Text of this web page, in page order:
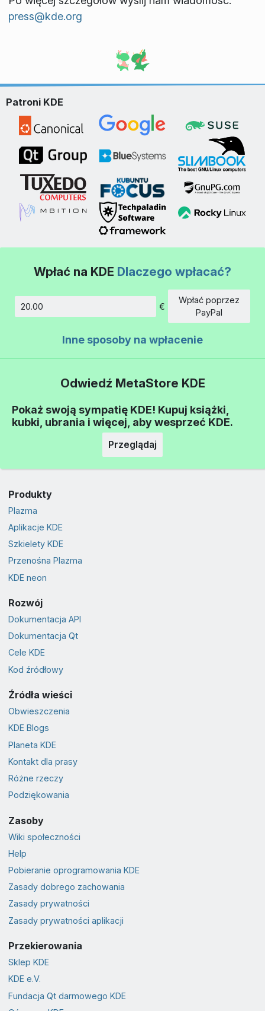
press@kde.org
Patroni KDE
Wpłać na KDE Dlaczego wpłacać?
€
Wpłać poprzez
PayPal
Inne sposoby na wpłacenie
Odwiedź MetaStore KDE
Pokaż swoją sympatię KDE! Kupuj książki,
kubki, ubrania i więcej, aby wesprzeć KDE.
Przeglądaj
Produkty
Plazma
Aplikacje KDE
Szkielety KDE
Przenośna Plazma
KDE neon
Rozwój
Dokumentacja API
Dokumentacja Qt
Cele KDE
Kod źródłowy
Źródła wieści
Obwieszczenia
KDE Blogs
Planeta KDE
Kontakt dla prasy
Różne rzeczy
Podziękowania
Zasoby
Wiki społeczności
Help
Pobieranie oprogramowania KDE
Zasady dobrego zachowania
Zasady prywatności
Zasady prywatności aplikacji
Przekierowania
Sklep KDE
KDE e.V.
Fundacja Qt darmowego KDE